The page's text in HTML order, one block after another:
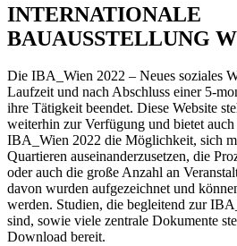
INTERNATIONALE
BAUAUSSTELLUNG
Die IBA_Wien 2022 – Neues soziales
Laufzeit und nach Abschluss einer 5-
ihre Tätigkeit beendet. Diese Website
weiterhin zur Verfügung und bietet
IBA_Wien 2022 die Möglichkeit, sich
Quartieren auseinanderzusetzen, die
oder auch die große Anzahl an
davon wurden aufgezeichnet und
werden. Studien, die begleitend zur
sind, sowie viele zentrale Dokumente
Download bereit.